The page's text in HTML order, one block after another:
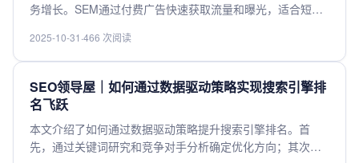
务增长。SEM通过付费广告快速获取流量和曝光，适合短期
索排名，实现长期稳定的流量积累。两者结合不仅能提高品
牌可见度，还能降低获客成本，增强用户信任。通过数据分
析和关键词策略的整合，企业可以更精准地触达目标受众，
有效提升转化率，最终驱动业务持续增长。
2025-10-31 ·466 次阅读
SEO领导屋｜如何通过数据驱动策略实现搜索引擎排
名飞跃
本文介绍了如何通过数据驱动策略提升搜索引擎排名。首
先，通过关键词研究和竞争对手分析确定优化方向；其次，